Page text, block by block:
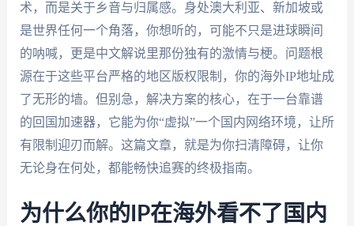
术，而是关于乡音与归属感。身处澳大利亚、新加坡或
是世界任何一个角落，你想听的，可能不只是进球瞬间
的呐喊，更是中文解说里那份独有的激情与梗。问题根
源在于这些平台严格的地区版权限制，你的海外IP地址成
了无形的墙。但别急，解决方案的核心，在于一台靠谱
的回国加速器，它能为你“虚拟”一个国内网络环境，让所
有限制迎刃而解。这篇文章，就是为你扫清障碍，让你
无论身在何处，都能畅快追赛的终极指南。
为什么你的IP在海外看不了国内